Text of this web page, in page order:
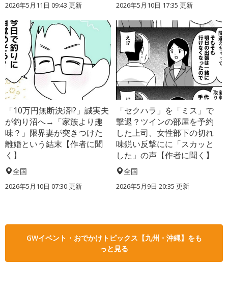
2026年5月11日 09:43 更新 2026年5月10日 17:35 更新
「10万円無断決済!?」誠実夫
が釣り沼へ→「家族より趣
味？」限界妻が突きつけた
離婚という結末【作者に聞
く】
全国
2026年5月10日 07:30 更新
「セクハラ」を「ミス」で
撃退？ツインの部屋を予約
した上司、女性部下の切れ
味鋭い反撃にに「スカッと
した」の声【作者に聞く】
全国
2026年5月9日 20:35 更新
GWイベント・おでかけトピックス【九州・沖縄】をも
っと見る